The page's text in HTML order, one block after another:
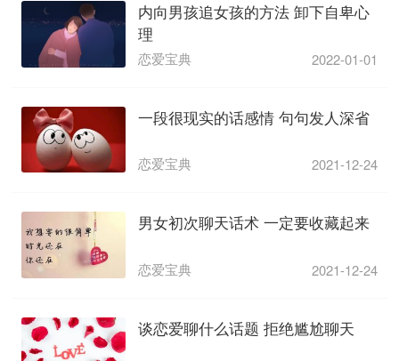
内向男孩追女孩的方法 卸下自卑心
理
恋爱宝典 2022-01-01
一段很现实的话感情 句句发人深省
恋爱宝典 2021-12-24
男女初次聊天话术 一定要收藏起来
恋爱宝典 2021-12-24
谈恋爱聊什么话题 拒绝尴尬聊天